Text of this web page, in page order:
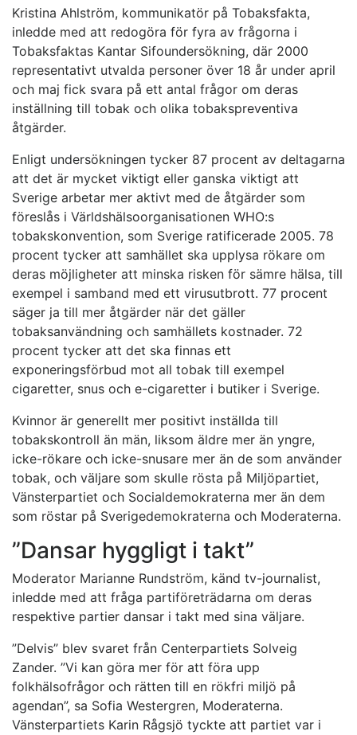
Kristina Ahlström, kommunikatör på Tobaksfakta,
inledde med att redogöra för fyra av frågorna i
Tobaksfaktas Kantar Sifoundersökning, där 2000
representativt utvalda personer över 18 år under april
och maj fick svara på ett antal frågor om deras
inställning till tobak och olika tobakspreventiva
åtgärder.
Enligt undersökningen tycker 87 procent av deltagarna
att det är mycket viktigt eller ganska viktigt att
Sverige arbetar mer aktivt med de åtgärder som
föreslås i Världshälsoorganisationen WHO:s
tobakskonvention, som Sverige ratificerade 2005. 78
procent tycker att samhället ska upplysa rökare om
deras möjligheter att minska risken för sämre hälsa, till
exempel i samband med ett virusutbrott. 77 procent
säger ja till mer åtgärder när det gäller
tobaksanvändning och samhällets kostnader. 72
procent tycker att det ska finnas ett
exponeringsförbud mot all tobak till exempel
cigaretter, snus och e-cigaretter i butiker i Sverige.
Kvinnor är generellt mer positivt inställda till
tobakskontroll än män, liksom äldre mer än yngre,
icke-rökare och icke-snusare mer än de som använder
tobak, och väljare som skulle rösta på Miljöpartiet,
Vänsterpartiet och Socialdemokraterna mer än dem
som röstar på Sverigedemokraterna och Moderaterna.
”Dansar hyggligt i takt”
Moderator Marianne Rundström, känd tv-journalist,
inledde med att fråga partiföreträdarna om deras
respektive partier dansar i takt med sina väljare.
”Delvis” blev svaret från Centerpartiets Solveig
Zander. ”Vi kan göra mer för att föra upp
folkhälsofrågor och rätten till en rökfri miljö på
agendan”, sa Sofia Westergren, Moderaterna.
Vänsterpartiets Karin Rågsjö tyckte att partiet var i